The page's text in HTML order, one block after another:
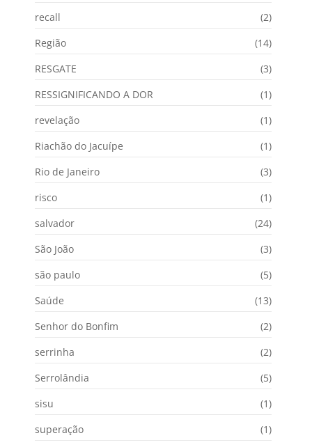
recall
(2)
Região
(14)
RESGATE
(3)
RESSIGNIFICANDO A DOR
(1)
revelação
(1)
Riachão do Jacuípe
(1)
Rio de Janeiro
(3)
risco
(1)
salvador
(24)
São João
(3)
são paulo
(5)
Saúde
(13)
Senhor do Bonfim
(2)
serrinha
(2)
Serrolândia
(5)
sisu
(1)
superação
(1)